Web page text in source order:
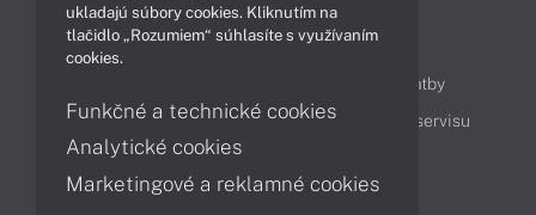
Obsah
Možnosti doručenia a platby
Podpora a servis
Servisné služby Cenník servisu
Kontakty
ukladajú súbory cookies. Kliknutím na
tlačidlo „Rozumiem“ súhlasíte s využívaním
cookies.
Funkčné a technické cookies
Analytické cookies
Marketingové a reklamné cookies